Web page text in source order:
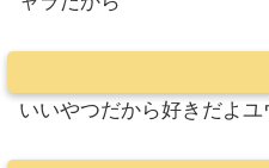
いいやつだから好きだよユ